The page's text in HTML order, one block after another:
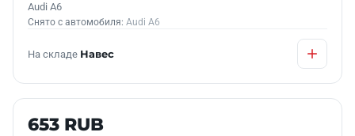
Audi A6
Снято с автомобиля: Audi A6
На складе Навес
Б/У В НАЛИЧИИ
653 RUB